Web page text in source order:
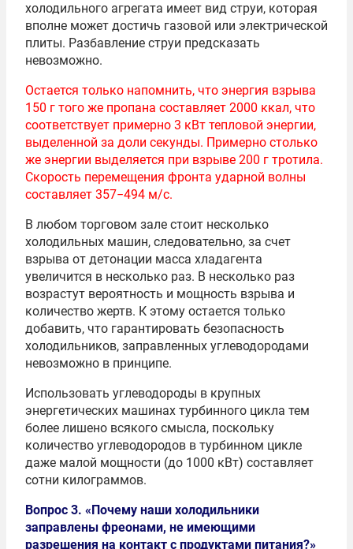
холодильного агрегата имеет вид струи, которая
вполне может достичь газовой или электрической
плиты. Разбавление струи предсказать
невозможно.
Остается только напомнить, что энергия взрыва
150 г того же пропана составляет 2000 ккал, что
соответствует примерно 3 кВт тепловой энергии,
выделенной за доли секунды. Примерно столько
же энергии выделяется при взрыве 200 г тротила.
Скорость перемещения фронта ударной волны
составляет 357−494 м/с.
В любом торговом зале стоит несколько
холодильных машин, следовательно, за счет
взрыва от детонации масса хладагента
увеличится в несколько раз. В несколько раз
возрастут вероятность и мощность взрыва и
количество жертв. К этому остается только
добавить, что гарантировать безопасность
холодильников, заправленных углеводородами
невозможно в принципе.
Использовать углеводороды в крупных
энергетических машинах турбинного цикла тем
более лишено всякого смысла, поскольку
количество углеводородов в турбинном цикле
даже малой мощности (до 1000 кВт) составляет
сотни килограммов.
Вопрос 3. «Почему наши холодильники
заправлены фреонами, не имеющими
разрешения на контакт с продуктами питания?»